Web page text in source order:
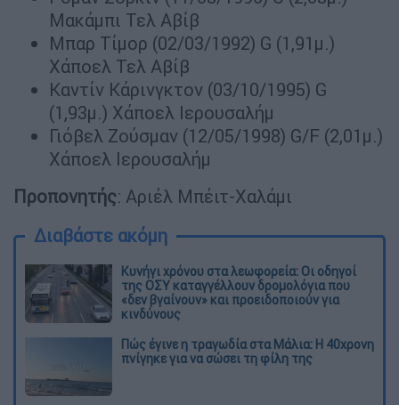
Μακάμπι Τελ Αβίβ
Μπαρ Τίμορ (02/03/1992) G (1,91μ.)
Χάποελ Τελ Αβίβ
Καντίν Κάρινγκτον (03/10/1995) G
(1,93μ.) Χάποελ Ιερουσαλήμ
Γιόβελ Ζούσμαν (12/05/1998) G/F (2,01μ.)
Χάποελ Ιερουσαλήμ
Προπονητής: Αριέλ Μπέιτ-Χαλάμι
Διαβάστε ακόμη
Κυνήγι χρόνου στα λεωφορεία: Οι οδηγοί
της ΟΣΥ καταγγέλλουν δρομολόγια που
«δεν βγαίνουν» και προειδοποιούν για
κινδύνους
Πώς έγινε η τραγωδία στα Μάλια: Η 40χρονη
πνίγηκε για να σώσει τη φίλη της